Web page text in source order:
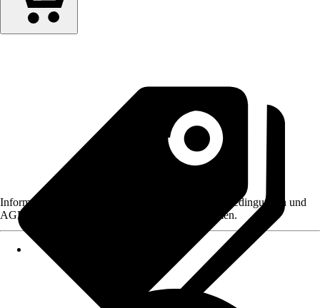
Informationen des Verkäufers, wie z. B. Rückgabebedingungen und
AGB, finden Sie bei Klick auf den Verkäufernamen.